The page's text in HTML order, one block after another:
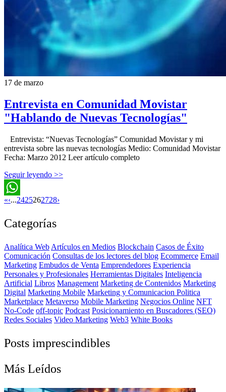
17 de marzo
Entrevista en Comunidad Movistar
"Hablando de Nuevas Tecnologías"
Entrevista: “Nuevas Tecnologías” Comunidad Movistar y mi
entrevista sobre las nuevas tecnologías Medio: Comunidad Movistar
Fecha: Marzo 2012 Leer artículo completo
Seguir leyendo >>
WhatsApp
«‹...2425262728›
Categorías
Analítica Web Artículos en Medios Blockchain Casos de Éxito
Comunicación Consultas de los lectores del blog Ecommerce Email
Marketing Embudos de Venta Emprendedores Experiencia
Personales y Profesionales Herramientas Digitales Inteligencia
Artificial Libros Management Marketing de Contenidos Marketing
Digital Marketing Mobile Marketing y Comunicacion Politica
Marketplace Metaverso Mobile Marketing Negocios Online NFT
No-Code off-topic Podcast Posicionamiento en Buscadores (SEO)
Redes Sociales Video Marketing Web3 White Books
Posts imprescindibles
Más Leídos